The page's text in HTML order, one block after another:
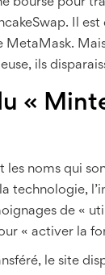
bourse pour
Il
ils
«
les noms qui
technologie,
de «
« activer la
le site